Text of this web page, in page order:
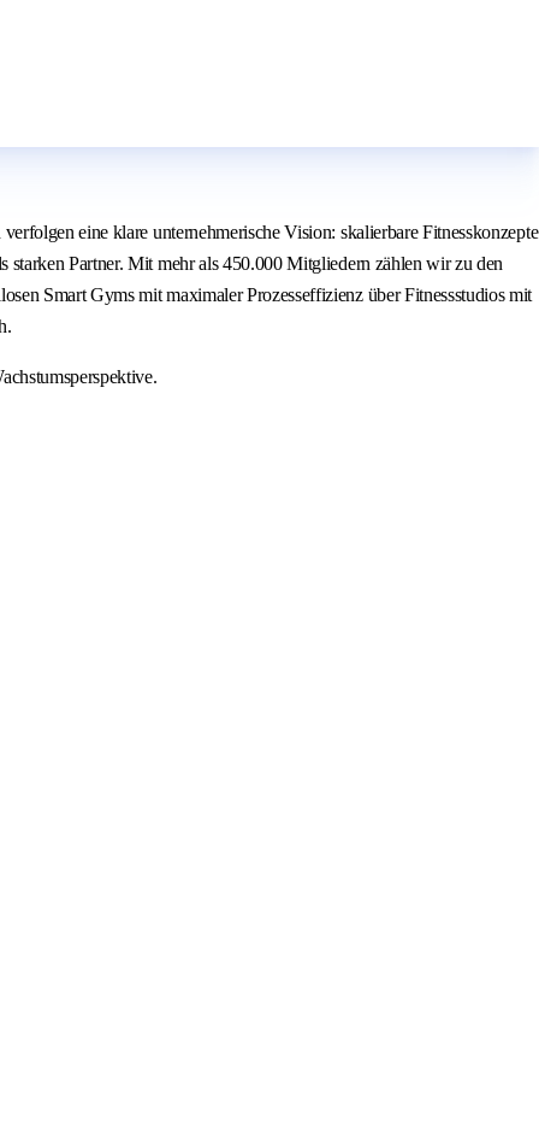
eine klare unternehmerische Vision: skalierbare Fitnesskonzepte
Partner. Mit mehr als 450.000 Mitgliedern zählen wir zu den
Smart Gyms mit maximaler Prozesseffizienz über Fitnessstudios mit